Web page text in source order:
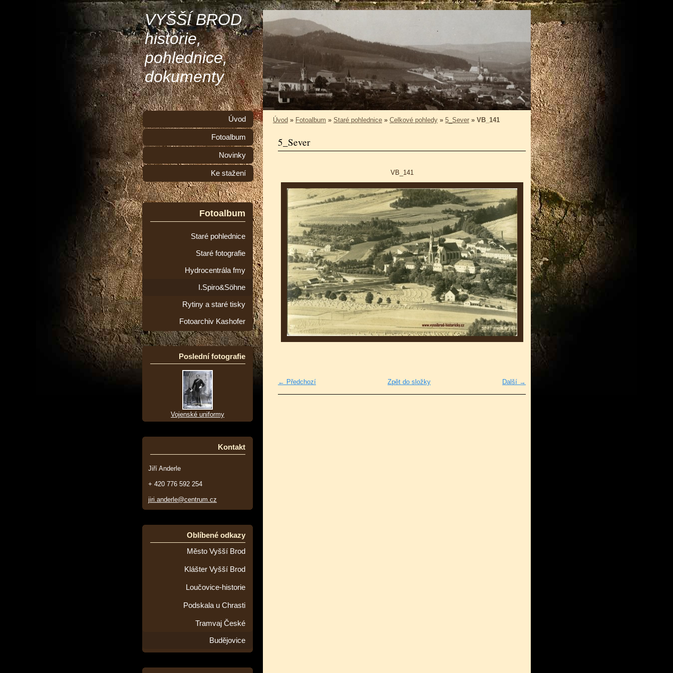
VYŠŠÍ BROD
historie,
pohlednice,
dokumenty
Úvod » Fotoalbum » Staré pohlednice » Celkové pohledy » 5_Sever » VB_141
5_Sever
VB_141
← Předchozí Další →
Zpět do složky
Úvod
Fotoalbum
Novinky
Ke stažení
Fotoalbum
Staré pohlednice
Staré fotografie
Hydrocentrála fmy
I.Spiro&Söhne
Rytiny a staré tisky
Fotoarchiv Kashofer
Poslední fotografie
Vojenské uniformy
Kontakt
Jiří Anderle
+ 420 776 592 254
jiri.anderle@centrum.cz
Oblíbené odkazy
Město Vyšší Brod
Klášter Vyšší Brod
Loučovice-historie
Podskala u Chrasti
Tramvaj České
Budějovice